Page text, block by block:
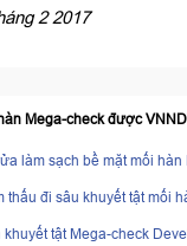
2 2017
Mega-check được
làm sạch bề mặt mối
thấu đi sâu khuyết tật mối
khuyết tật Mega-check